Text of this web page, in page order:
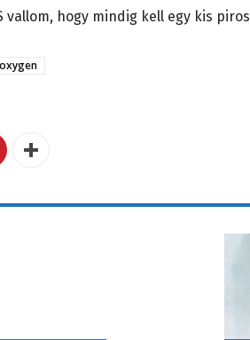
vallom, hogy mindig kell egy kis
oxygen